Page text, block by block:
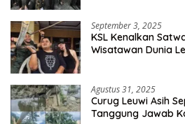
September 3, 2025
KSL Kenalkan
Wisatawan Dunia
Agustus 31, 2025
Curug Leuwi Asih
Tanggung Jawab